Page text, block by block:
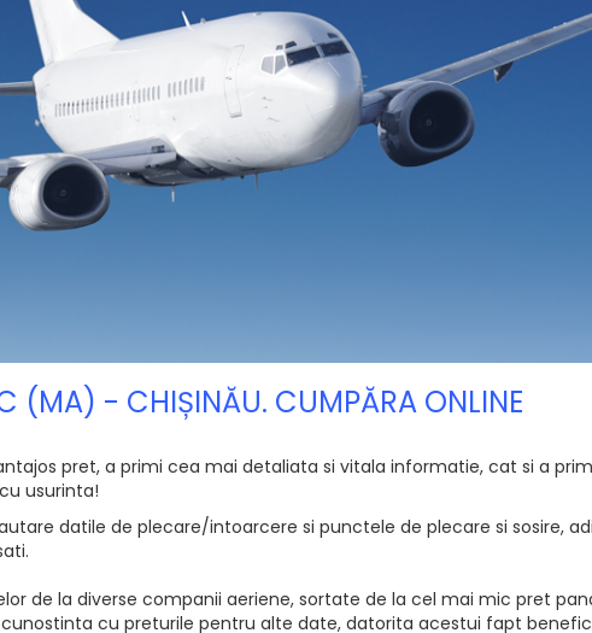
(MA) - CHIȘINĂU. CUMPĂRA ONLINE
pret, a primi cea mai detaliata si vitala informatie, cat si a
usurinta!
datile de plecare/intoarcere si punctele de plecare si sosire,
de la diverse companii aeriene, sortate de la cel mai mic pret
cu preturile pentru alte date, datorita acestui fapt